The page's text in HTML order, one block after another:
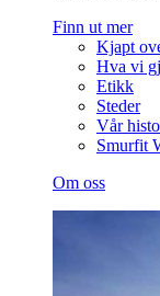
Finn ut mer
Kjapt
Hva vi
Etikk
Steder
Vår
Smurfit
Om oss